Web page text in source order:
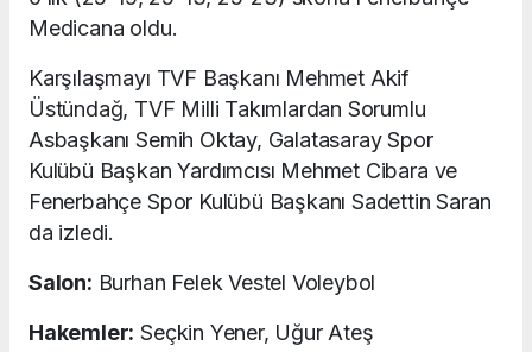
Medicana oldu.
Karşılaşmayı TVF Başkanı Mehmet Akif
Üstündağ, TVF Milli Takımlardan Sorumlu
Asbaşkanı Semih Oktay, Galatasaray Spor
Kulübü Başkan Yardımcısı Mehmet Cibara ve
Fenerbahçe Spor Kulübü Başkanı Sadettin Saran
da izledi.
Salon: Burhan Felek Vestel Voleybol
Hakemler: Seçkin Yener, Uğur Ateş